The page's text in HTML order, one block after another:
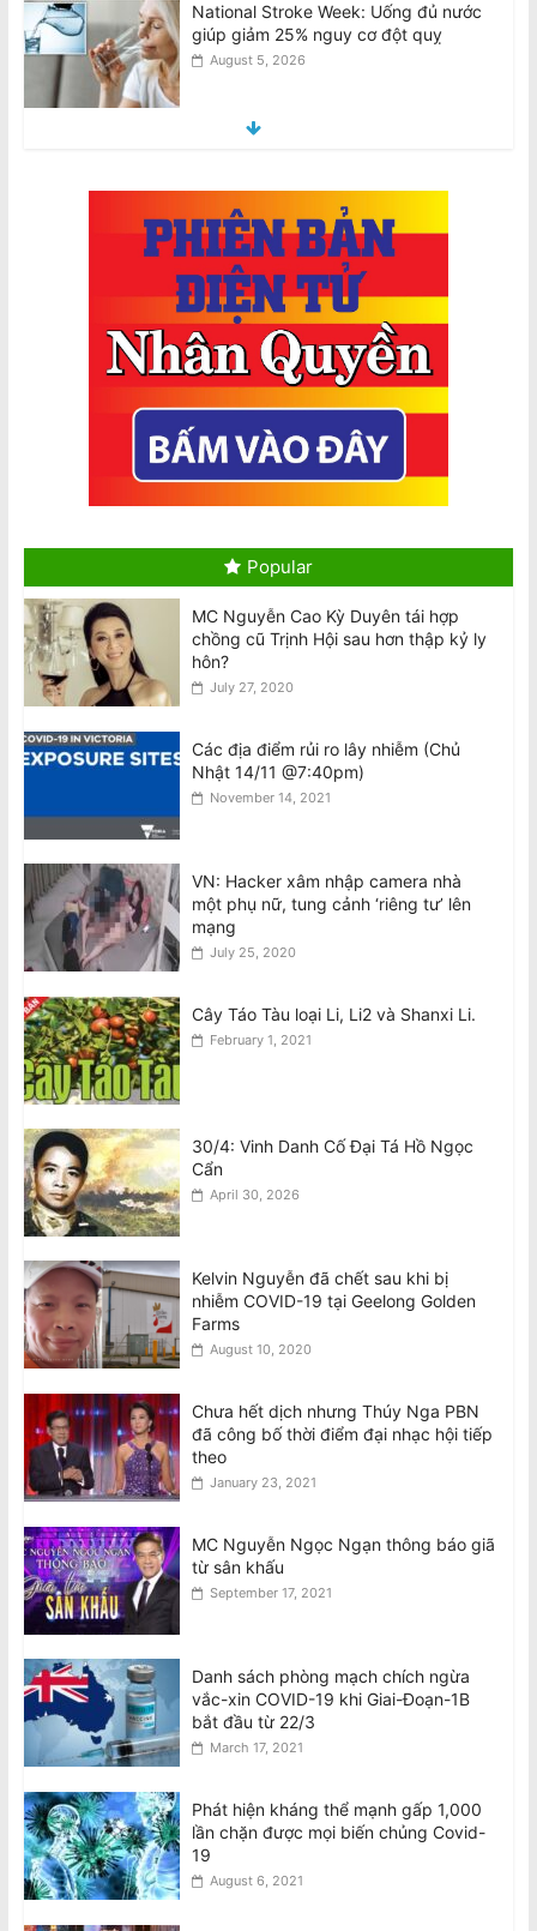
National Stroke Week: Uống đủ nước
giúp giảm 25% nguy cơ đột quỵ
August 5, 2026
National Stroke Week: Đột quỵ trẻ hóa
BẢN TUYÊN BỐ: Về việc thực hiện
nghĩa vụ bàn giao theo Nội Quy 2024
của CĐNVTD-VIC
August 6, 2026
Bài phản biện Thông Báo của bà
Nguyễn Liên Thu về ‘Kết Quả Hòa Giải
Bầu Cử’ CĐNVTD-VIC
August 6, 2026
Thông Báo: Kết Quả Buổi Hòa Giải Các
30
August 6, 2026
[VIDEO] Footscray: Chủ tiệm bánh mì
Richard Lê bị tấn công khi bảo vệ đàn
ông lớn tuổi
Jetstar thu phí hành lý xách tay để
trên ngăn phía trên, chỉ miễn phí túi
nhỏ đặt dưới ghế
Úc thúc đẩy đổi mới sáng tạo trong
lĩnh vực quốc phòng
August 5, 2026
Popular
MC Nguyễn Cao Kỳ Duyên tái hợp
chồng cũ Trịnh Hội sau hơn thập kỷ ly
hôn?
July 27, 2020
Các địa điểm rủi ro lây nhiễm (Chủ
Nhật 14/11 @7:40pm)
November 14, 2021
VN: Hacker xâm nhập camera nhà
một phụ nữ, tung cảnh ‘riêng tư’ lên
mạng
July 25, 2020
Cây Táo Tàu loại Li, Li2 và Shanxi Li.
February 1, 2021
30/4: Vinh Danh Cố Đại Tá Hồ Ngọc
Cẩn
April 30, 2026
Kelvin Nguyễn đã chết sau khi bị
nhiễm COVID-19 tại Geelong Golden
Farms
August 10, 2020
Chưa hết dịch nhưng Thúy Nga PBN
đã công bố thời điểm đại nhạc hội tiếp
theo
January 23, 2021
MC Nguyễn Ngọc Ngạn thông báo giã
từ sân khấu
September 17, 2021
Danh sách phòng mạch chích ngừa
vắc-xin COVID-19 khi Giai-Đoạn-1B
bắt đầu từ 22/3
March 17, 2021
Phát hiện kháng thể mạnh gấp 1,000
lần chặn được mọi biến chủng Covid-
19
August 6, 2021